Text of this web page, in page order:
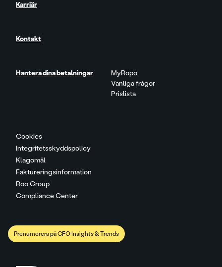
Cookies
Integritetsskyddspolicy
Klagomål
Faktureringsinformation
Roo Group
Compliance Center
Karriär
Kontakt
Hantera dina betalningar
MyRopo
Vanliga frågor
Prislista
Prenumerera på CFO Insights & Trends